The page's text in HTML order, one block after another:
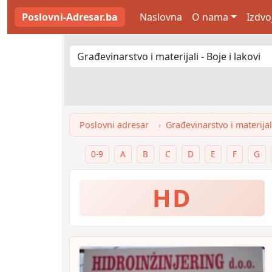
Poslovni-Adresar.ba Naslovna O nama
Poslovni adresar Građevinarstvo i
0-9 A B C D E F G
HD